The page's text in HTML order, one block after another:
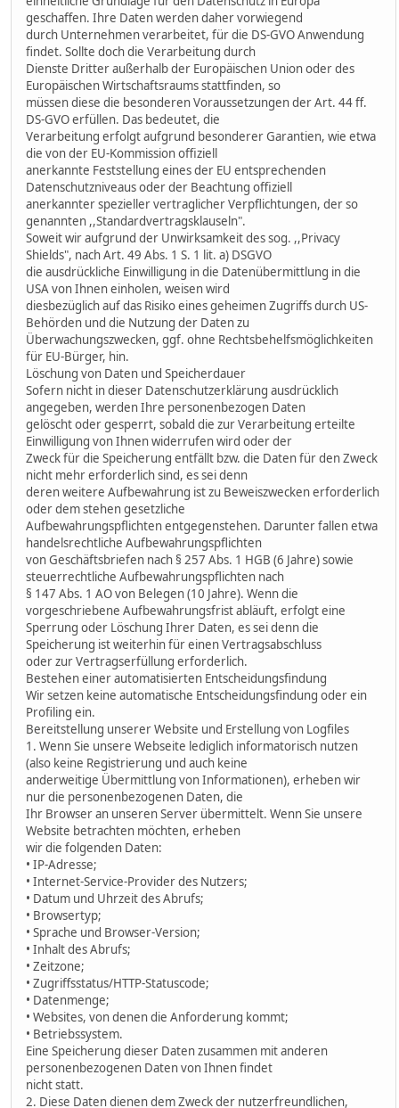
geschaffen. Ihre Daten werden daher vorwiegend
durch Unternehmen verarbeitet, für die DS-GVO Anwendung
findet. Sollte doch die Verarbeitung durch
Dienste Dritter außerhalb der Europäischen Union oder des
Europäischen Wirtschaftsraums stattfinden, so
müssen diese die besonderen Voraussetzungen der Art. 44 ff.
DS-GVO erfüllen. Das bedeutet, die
Verarbeitung erfolgt aufgrund besonderer Garantien, wie etwa
die von der EU-Kommission offiziell
anerkannte Feststellung eines der EU entsprechenden
Datenschutzniveaus oder der Beachtung offiziell
anerkannter spezieller vertraglicher Verpflichtungen, der so
genannten ,,Standardvertragsklauseln".
Soweit wir aufgrund der Unwirksamkeit des sog. ,,Privacy
Shields", nach Art. 49 Abs. 1 S. 1 lit. a) DSGVO
die ausdrückliche Einwilligung in die Datenübermittlung in die
USA von Ihnen einholen, weisen wird
diesbezüglich auf das Risiko eines geheimen Zugriffs durch US-
Behörden und die Nutzung der Daten zu
Überwachungszwecken, ggf. ohne Rechtsbehelfsmöglichkeiten
für EU-Bürger, hin.
Löschung von Daten und Speicherdauer
Sofern nicht in dieser Datenschutzerklärung ausdrücklich
angegeben, werden Ihre personenbezogen Daten
gelöscht oder gesperrt, sobald die zur Verarbeitung erteilte
Einwilligung von Ihnen widerrufen wird oder der
Zweck für die Speicherung entfällt bzw. die Daten für den Zweck
nicht mehr erforderlich sind, es sei denn
deren weitere Aufbewahrung ist zu Beweiszwecken erforderlich
oder dem stehen gesetzliche
Aufbewahrungspflichten entgegenstehen. Darunter fallen etwa
handelsrechtliche Aufbewahrungspflichten
von Geschäftsbriefen nach § 257 Abs. 1 HGB (6 Jahre) sowie
steuerrechtliche Aufbewahrungspflichten nach
§ 147 Abs. 1 AO von Belegen (10 Jahre). Wenn die
vorgeschriebene Aufbewahrungsfrist abläuft, erfolgt eine
Sperrung oder Löschung Ihrer Daten, es sei denn die
Speicherung ist weiterhin für einen Vertragsabschluss
oder zur Vertragserfüllung erforderlich.
Bestehen einer automatisierten Entscheidungsfindung
Wir setzen keine automatische Entscheidungsfindung oder ein
Profiling ein.
Bereitstellung unserer Website und Erstellung von Logfiles
1. Wenn Sie unsere Webseite lediglich informatorisch nutzen
(also keine Registrierung und auch keine
anderweitige Übermittlung von Informationen), erheben wir
nur die personenbezogenen Daten, die
Ihr Browser an unseren Server übermittelt. Wenn Sie unsere
Website betrachten möchten, erheben
wir die folgenden Daten:
• IP-Adresse;
• Internet-Service-Provider des Nutzers;
• Datum und Uhrzeit des Abrufs;
• Browsertyp;
• Sprache und Browser-Version;
• Inhalt des Abrufs;
• Zeitzone;
• Zugriffsstatus/HTTP-Statuscode;
• Datenmenge;
• Websites, von denen die Anforderung kommt;
• Betriebssystem.
Eine Speicherung dieser Daten zusammen mit anderen
personenbezogenen Daten von Ihnen findet
nicht statt.
2. Diese Daten dienen dem Zweck der nutzerfreundlichen,